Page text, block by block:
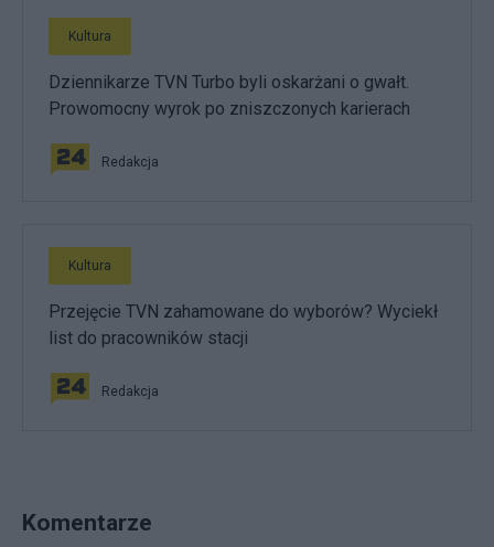
Kultura
Dziennikarze TVN Turbo byli oskarżani o gwałt.
Prowomocny wyrok po zniszczonych karierach
Redakcja
Kultura
Przejęcie TVN zahamowane do wyborów? Wyciekł
list do pracowników stacji
Redakcja
Komentarze